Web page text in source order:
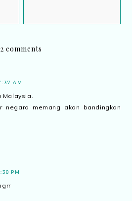
2 comments
AM
memang akan bandingkan
PM